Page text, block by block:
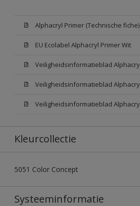
Alphacryl Primer (Technische fiche)
EU Ecolabel Alphacryl Primer Wit
Kleurcollectie
5051 Color Concept
Systeeminformatie